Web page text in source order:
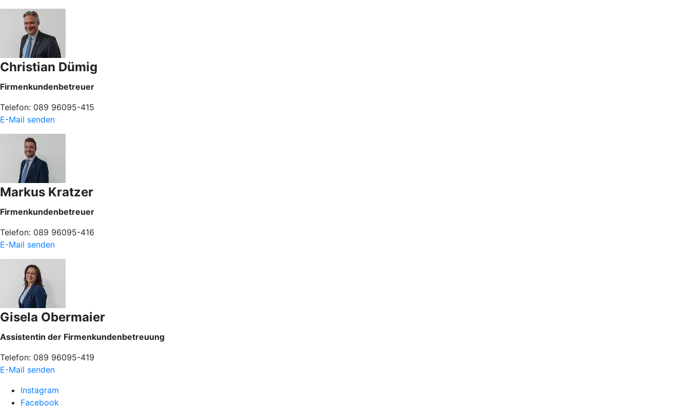
Christian Dümig
Firmenkundenbetreuer
Telefon: 089 96095-415
E-Mail senden
Markus Kratzer
Firmenkundenbetreuer
Telefon: 089 96095-416
E-Mail senden
Gisela Obermaier
Assistentin der Firmenkundenbetreuung
Telefon: 089 96095-419
E-Mail senden
Instagram
Facebook